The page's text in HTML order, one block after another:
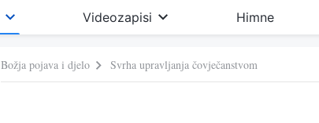
Videozapisi Himne
Božja pojava i djelo Svrha upravljanja čovječanstvom